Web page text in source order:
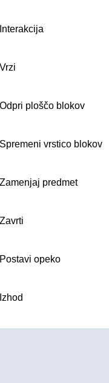
Interakcija
Vrzi
Odpri ploščo blokov
Spremeni vrstico blokov
Zamenjaj predmet
Zavrti
Postavi opeko
Izhod